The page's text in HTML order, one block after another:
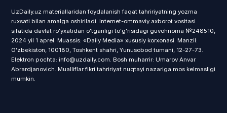
UzDaily.uz materiallaridan foydalanish faqat tahririyatning yozma
ruxsati bilan amalga oshiriladi. Internet-ommaviy axborot vositasi
sifatida davlat roʻyxatidan oʻtganligi toʻgʻrisidagi guvohnoma №248510,
2024 yil 1 aprel. Muassis: «Daily Media» xususiy korxonasi. Manzil:
Oʻzbekiston, 100180, Toshkent shahri, Yunusobod tumani, 12-27-73.
Elektron pochta: info@uzdaily.com. Bosh muharrir: Umarov Anvar
Abrardjanovich. Mualliflar fikri tahririyat nuqtayi nazariga mos kelmasligi
mumkin.